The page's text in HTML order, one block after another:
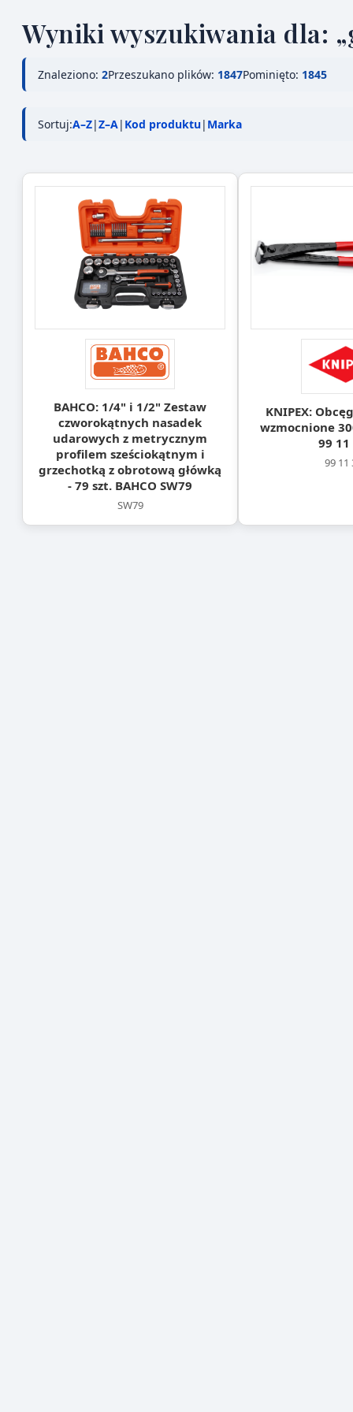
Wyniki wyszukiwania dla:
Znaleziono: 2Przeszukano plików: 1847Pominięto: 1845
Sortuj:A–Z|Z–A| Kod produktu| Marka
BAHCO: 1/4" i 1/2" Zestaw
czworokątnych nasadek
udarowych z metrycznym
profilem sześciokątnym i
grzechotką z obrotową główką
- 79 szt. BAHCO SW79
SW79
KNIPEX:
wzmocnione
99 11
99 11